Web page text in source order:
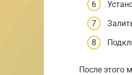
После этого